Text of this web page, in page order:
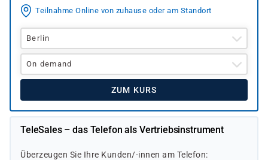
Teilnahme Online von zuhause oder am Standort
Berlin
On demand
ZUM KURS
TeleSales – das Telefon als Vertriebsinstrument
Überzeugen Sie Ihre Kunden/-innen am Telefon: